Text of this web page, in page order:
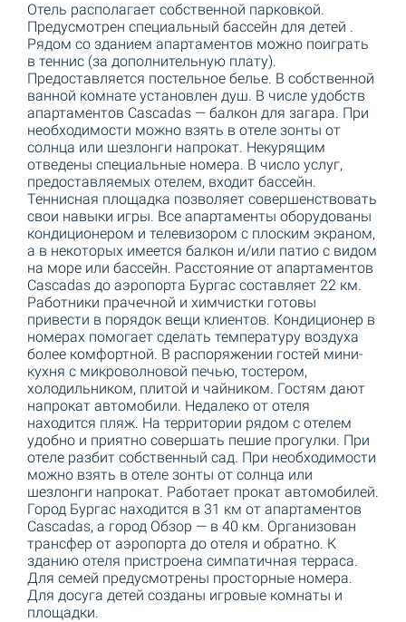
Отель располагает собственной парковкой.
Предусмотрен специальный бассейн для детей .
Рядом со зданием апартаментов можно поиграть
в теннис (за дополнительную плату).
Предоставляется постельное белье. В собственной
ванной комнате установлен душ. В числе удобств
апартаментов Cascadas — балкон для загара. При
необходимости можно взять в отеле зонты от
солнца или шезлонги напрокат. Некурящим
отведены специальные номера. В число услуг,
предоставляемых отелем, входит бассейн.
Теннисная площадка позволяет совершенствовать
свои навыки игры. Все апартаменты оборудованы
кондиционером и телевизором с плоским экраном,
а в некоторых имеется балкон и/или патио с видом
на море или бассейн. Расстояние от апартаментов
Cascadas до аэропорта Бургас составляет 22 км.
Работники прачечной и химчистки готовы
привести в порядок вещи клиентов. Кондиционер в
номерах помогает сделать температуру воздуха
более комфортной. В распоряжении гостей мини-
кухня с микроволновой печью, тостером,
холодильником, плитой и чайником. Гостям дают
напрокат автомобили. Недалеко от отеля
находится пляж. На территории рядом с отелем
удобно и приятно совершать пешие прогулки. При
отеле разбит собственный сад. При необходимости
можно взять в отеле зонты от солнца или
шезлонги напрокат. Работает прокат автомобилей.
Город Бургас находится в 31 км от апартаментов
Cascadas, а город Обзор — в 40 км. Организован
трансфер от аэропорта до отеля и обратно. К
зданию отеля пристроена симпатичная терраса.
Для семей предусмотрены просторные номера.
Для досуга детей созданы игровые комнаты и
площадки.